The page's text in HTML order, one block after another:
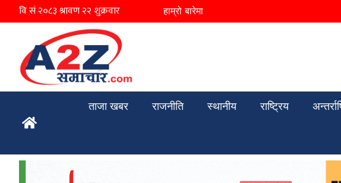
हाम्रो बारेमा
ताजा खबर राजनीति स्थानीय राष्ट्रिय